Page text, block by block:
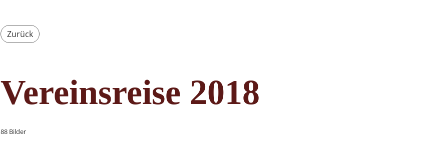
Zurück
Vereinsreise 2018
88 Bilder